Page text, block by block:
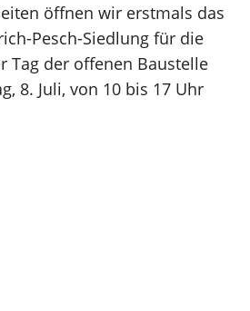
öffnen wir erstmals das
Pesch-Siedlung für die
Tag der offenen Baustelle
8. Juli, von 10 bis 17 Uhr